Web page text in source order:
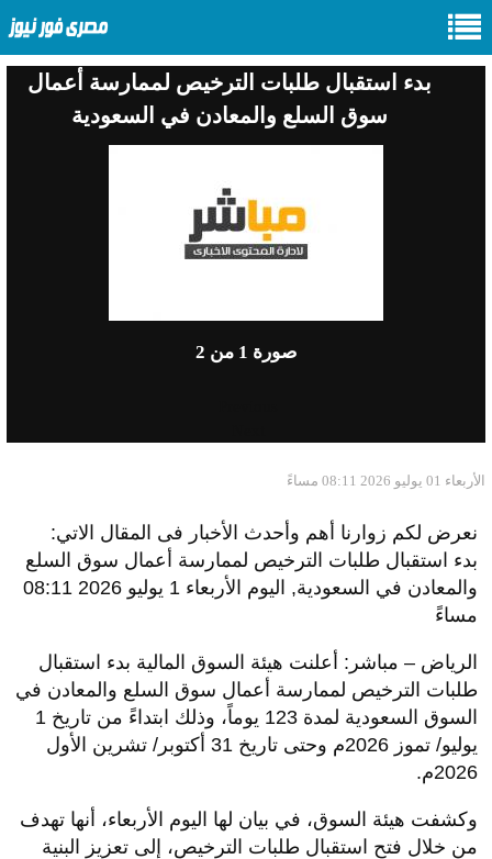
بدء استقبال طلبات الترخيص لممارسة أعمال
سوق السلع والمعادن في السعودية
صورة 1 من 2
الأربعاء 01 يوليو 2026 08:11 مساءً
نعرض لكم زوارنا أهم وأحدث الأخبار فى المقال الاتي:
بدء استقبال طلبات الترخيص لممارسة أعمال سوق السلع
والمعادن في السعودية, اليوم الأربعاء 1 يوليو 2026 08:11
مساءً
الرياض – مباشر: أعلنت هيئة السوق المالية بدء استقبال
طلبات الترخيص لممارسة أعمال سوق السلع والمعادن في
السوق السعودية لمدة 123 يوماً، وذلك ابتداءً من تاريخ 1
يوليو/ تموز 2026م وحتى تاريخ 31 أكتوبر/ تشرين الأول
2026م.
وكشفت هيئة السوق، في بيان لها اليوم الأربعاء، أنها تهدف
من خلال فتح استقبال طلبات الترخيص، إلى تعزيز البنية